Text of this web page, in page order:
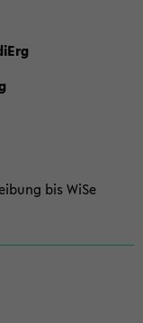
bis WiSe